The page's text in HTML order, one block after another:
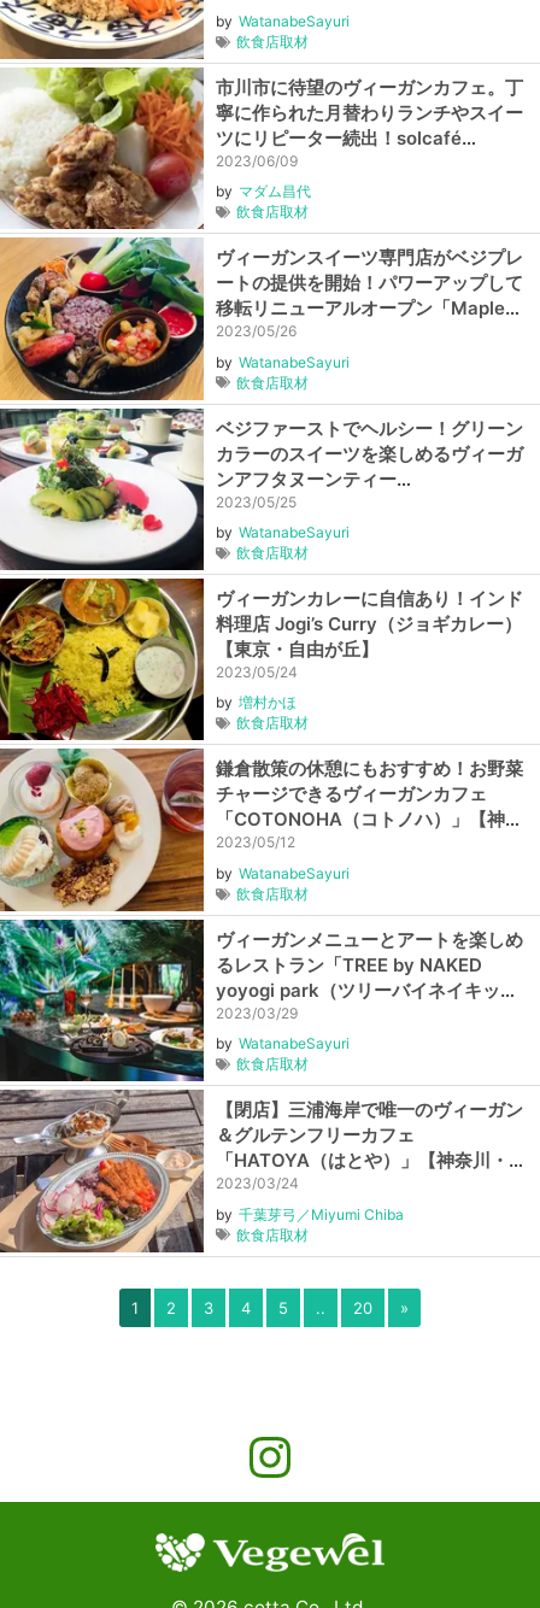
by WatanabeSayuri
飲食店取材
市川市に待望のヴィーガンカフェ。丁
寧に作られた月替わりランチやスイー
ツにリピーター続出！solcafé
vegan（ソルカフェ ヴィーガン）【千
葉県・本八幡】
2023/06/09
by マダム昌代
飲食店取材
ヴィーガンスイーツ専門店がベジプレ
ートの提供を開始！パワーアップして
移転リニューアルオープン「Maple
Raw（メープルロー）」【東京・田園
調布】
2023/05/26
by WatanabeSayuri
飲食店取材
ベジファーストでヘルシー！グリーン
カラーのスイーツを楽しめるヴィーガ
ンアフタヌーンティー
「NAMIKI667」【東京・銀座】
2023/05/25
by WatanabeSayuri
飲食店取材
ヴィーガンカレーに自信あり！インド
料理店 Jogi’s Curry（ジョギカレー）
【東京・自由が丘】
2023/05/24
by 増村かほ
飲食店取材
鎌倉散策の休憩にもおすすめ！お野菜
チャージできるヴィーガンカフェ
「COTONOHA（コトノハ）」【神奈
川・長谷】
2023/05/12
by WatanabeSayuri
飲食店取材
ヴィーガンメニューとアートを楽しめ
るレストラン「TREE by NAKED
yoyogi park（ツリーバイネイキッド
ヨヨギパーク）」【東京・代々木公
園】
2023/03/29
by WatanabeSayuri
飲食店取材
【閉店】三浦海岸で唯一のヴィーガン
＆グルテンフリーカフェ
「HATOYA（はとや）」【神奈川・三
浦海岸】
2023/03/24
by 千葉芽弓／Miyumi Chiba
飲食店取材
1 2 3 4 5 .. 20 »